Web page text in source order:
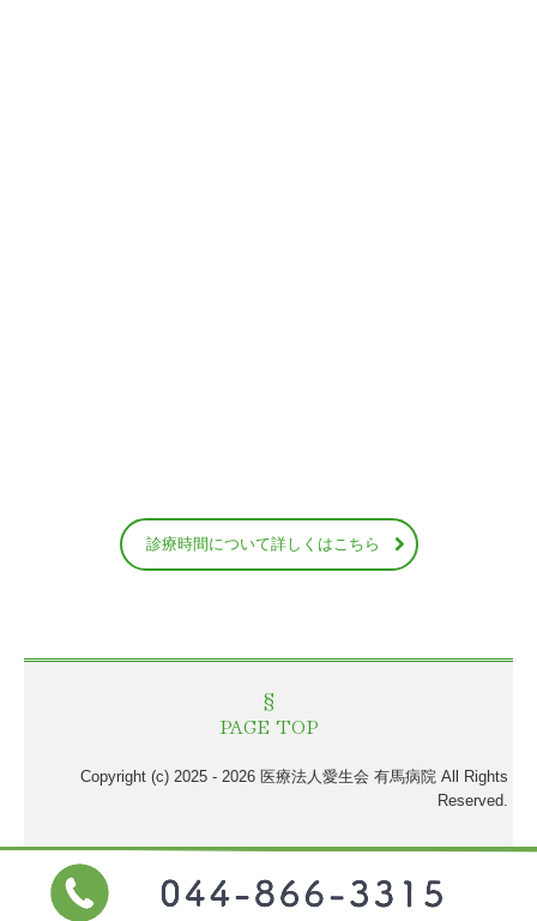
診療時間について詳しくはこちら
§
PAGE TOP
Copyright (c) 2025 - 2026 医療法人愛生会 有馬病院 All Rights
Reserved.